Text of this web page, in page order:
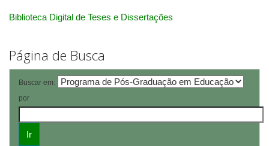
Biblioteca Digital de Teses e Dissertações
Página de Busca
Buscar em:
por